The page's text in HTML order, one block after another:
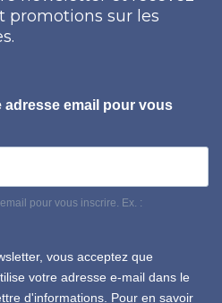
promotions sur les
adresse email pour vous
pour vous inscrire. Ex. :
vous acceptez que
votre adresse e-mail dans le
d'informations. Pour en savoir